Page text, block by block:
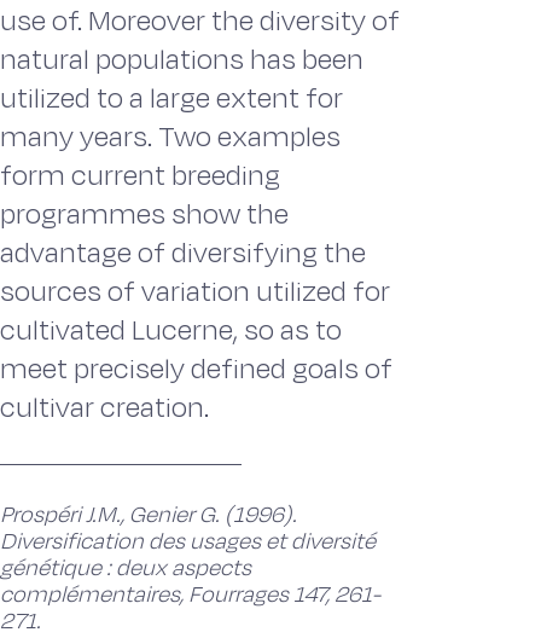
use of. Moreover the diversity of
natural populations has been
utilized to a large extent for
many years. Two examples
form current breeding
programmes show the
advantage of diversifying the
sources of variation utilized for
cultivated Lucerne, so as to
meet precisely defined goals of
cultivar creation.
Prospéri J.M., Genier G. (1996).
Diversification des usages et diversité
génétique : deux aspects
complémentaires, Fourrages 147, 261-
271.